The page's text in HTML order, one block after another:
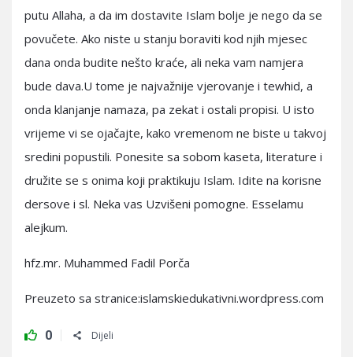
putu Allaha, a da im dostavite Islam bolje je nego da se
povučete. Ako niste u stanju boraviti kod njih mjesec
dana onda budite nešto kraće, ali neka vam namjera
bude dava.U tome je najvažnije vjerovanje i tewhid, a
onda klanjanje namaza, pa zekat i ostali propisi. U isto
vrijeme vi se ojačajte, kako vremenom ne biste u takvoj
sredini popustili. Ponesite sa sobom kaseta, literature i
družite se s onima koji praktikuju Islam. Idite na korisne
dersove i sl. Neka vas Uzvišeni pomogne. Esselamu
alejkum.
hfz.mr. Muhammed Fadil Porča
Preuzeto sa stranice:islamskiedukativni.wordpress.com
0 Dijeli